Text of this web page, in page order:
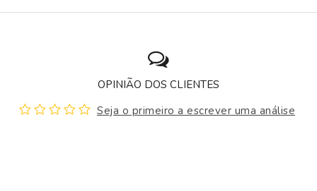
OPINIÃO DOS CLIENTES
Seja o primeiro a escrever uma análise